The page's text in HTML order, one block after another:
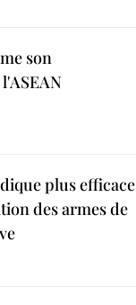
son
plus efficace
des armes de